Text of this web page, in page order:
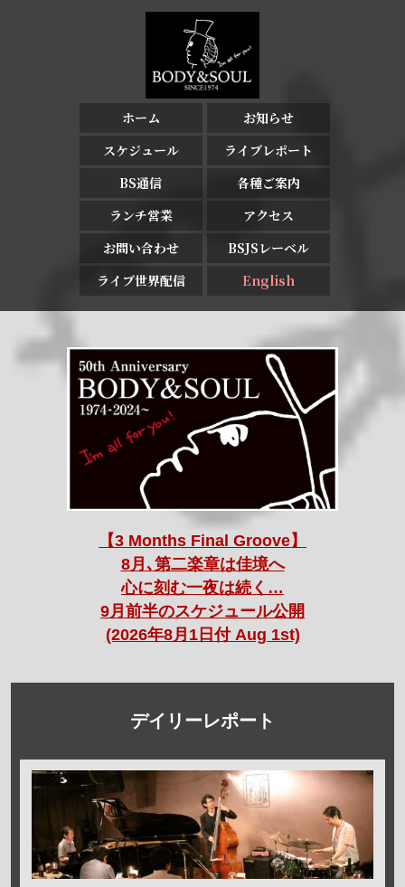
ホーム
お知らせ
スケジュール
ライブレポート
BS通信
各種ご案内
ランチ営業
アクセス
お問い合わせ
BSJSレーベル
ライブ世界配信
English
【3 Months Final Groove】
8月､第二楽章は佳境へ
心に刻む一夜は続く…
9月前半のスケジュール公開
(2026年8月1日付 Aug 1st)
デイリーレポート